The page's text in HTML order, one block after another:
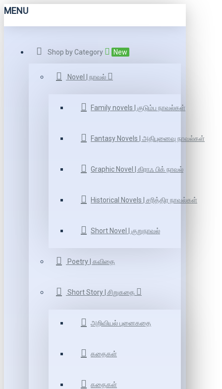
MENU
Shop by Category New
Novel | நாவல்
Family novels | குடும்ப நாவல்கள்
Fantasy Novels | அதிபுனைவு நாவல்கள்
Graphic Novel | கிராஃ பிக் நாவல்
Historical Novels | சரித்திர நாவல்கள்
Short Novel | குறுநாவல்
Poetry | கவிதை
Short Story | சிறுகதை
அறிவியல் புனைகதை
கதைகள்
கதைகள்